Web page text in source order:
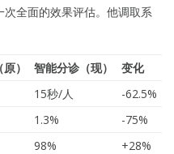
全面的效果评估。他调取系
） 智能分诊（现）
变化
15秒/人
-62.5%
1.3%
-75%
98%
+28%